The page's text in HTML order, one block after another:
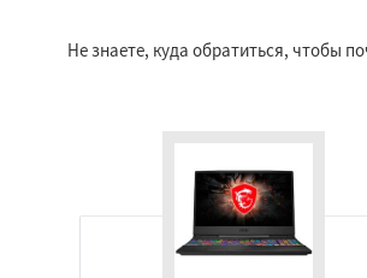
Не знаете, куда обратиться, чтобы